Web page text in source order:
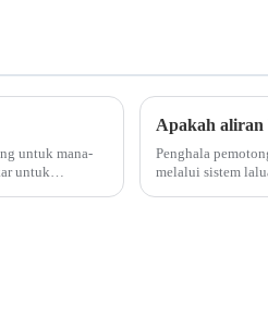
untuk mana-
untuk
Penghala
melalui sistem